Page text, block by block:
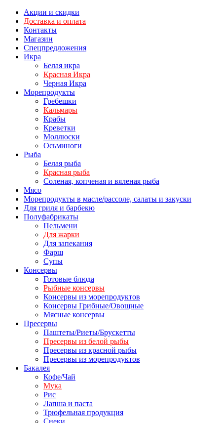
Акции и скидки
Доставка и оплата
Контакты
Магазин
Спецпредложения
Икра
Белая икра
Красная Икра
Черная Икра
Морепродукты
Гребешки
Кальмары
Крабы
Креветки
Моллюски
Осьминоги
Рыба
Белая рыба
Красная рыба
Соленая, копченая и вяленая рыба
Мясо
Морепродукты в масле/рассоле, салаты и закуски
Для гриля и барбекю
Полуфабрикаты
Пельмени
Для жарки
Для запекания
Фарш
Супы
Консервы
Готовые блюда
Рыбные консервы
Консервы из морепродуктов
Консервы Грибные/Овощные
Мясные консервы
Пресервы
Паштеты/Риеты/Брускетты
Пресервы из белой рыбы
Пресервы из красной рыбы
Пресервы из морепродуктов
Бакалея
Кофе/Чай
Мука
Рис
Лапша и паста
Трюфельная продукция
Снеки